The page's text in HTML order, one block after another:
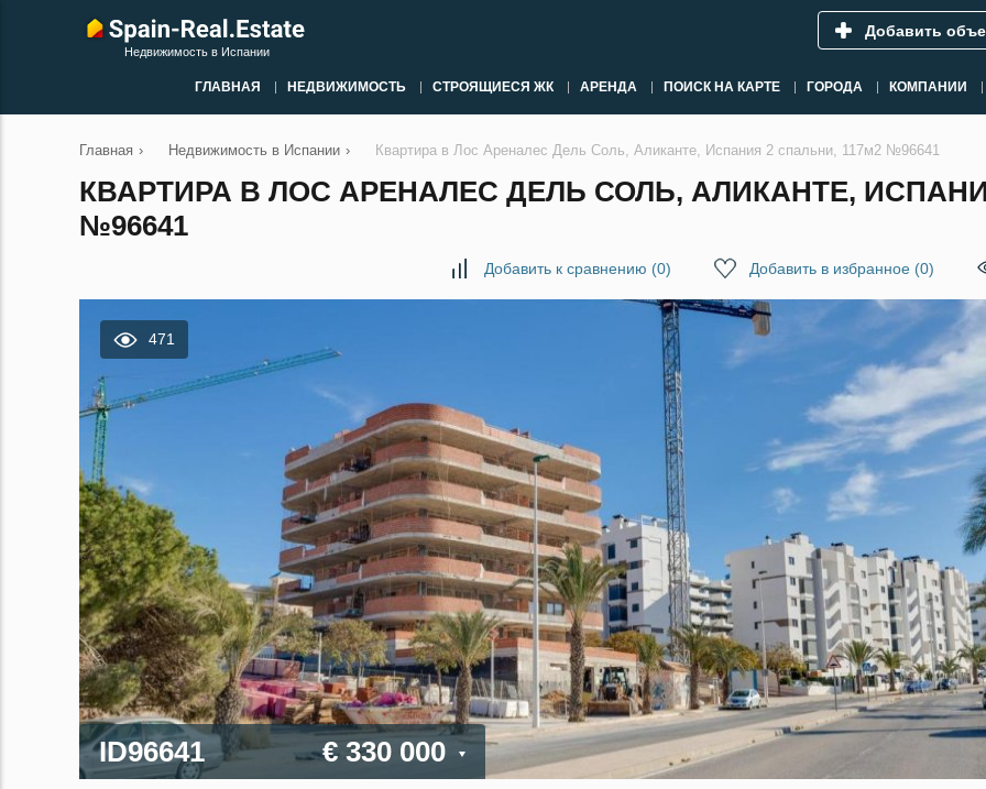
Недвижимость в Испании
Добавить
ГЛАВНАЯ НЕДВИЖИМОСТЬ СТРОЯЩИЕСЯ ЖК АРЕНДА ПОИСК НА КАРТЕ ГОРОДА КОМПАНИИ
Главная › Недвижимость в Испании › Квартира в Лос Ареналес Дель Соль, Аликанте, Испания 2 спальни, 117м2 №96641
КВАРТИРА В ЛОС АРЕНАЛЕС ДЕЛЬ СОЛЬ, АЛИКАНТЕ,
№96641
Добавить к сравнению (0) Добавить в избранное (0)
471
ID96641 € 330 000